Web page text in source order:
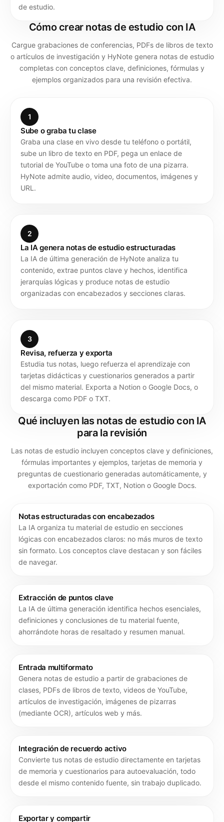
de estudio.
Cómo crear notas de estudio con IA
Cargue grabaciones de conferencias, PDFs de libros de texto
o artículos de investigación y HyNote genera notas de estudio
completas con conceptos clave, definiciones, fórmulas y
ejemplos organizados para una revisión efectiva.
1
Sube o graba tu clase
Graba una clase en vivo desde tu teléfono o portátil,
sube un libro de texto en PDF, pega un enlace de
tutorial de YouTube o toma una foto de una pizarra.
HyNote admite audio, video, documentos, imágenes y
URL.
2
La IA genera notas de estudio estructuradas
La IA de última generación de HyNote analiza tu
contenido, extrae puntos clave y hechos, identifica
jerarquías lógicas y produce notas de estudio
organizadas con encabezados y secciones claras.
3
Revisa, refuerza y exporta
Estudia tus notas, luego refuerza el aprendizaje con
tarjetas didácticas y cuestionarios generados a partir
del mismo material. Exporta a Notion o Google Docs, o
descarga como PDF o TXT.
Qué incluyen las notas de estudio con IA
para la revisión
Las notas de estudio incluyen conceptos clave y definiciones,
fórmulas importantes y ejemplos, tarjetas de memoria y
preguntas de cuestionario generadas automáticamente, y
exportación como PDF, TXT, Notion o Google Docs.
Notas estructuradas con encabezados
La IA organiza tu material de estudio en secciones
lógicas con encabezados claros: no más muros de texto
sin formato. Los conceptos clave destacan y son fáciles
de navegar.
Extracción de puntos clave
La IA de última generación identifica hechos esenciales,
definiciones y conclusiones de tu material fuente,
ahorrándote horas de resaltado y resumen manual.
Entrada multiformato
Genera notas de estudio a partir de grabaciones de
clases, PDFs de libros de texto, videos de YouTube,
artículos de investigación, imágenes de pizarras
(mediante OCR), artículos web y más.
Integración de recuerdo activo
Convierte tus notas de estudio directamente en tarjetas
de memoria y cuestionarios para autoevaluación, todo
desde el mismo contenido fuente, sin trabajo duplicado.
Exportar y compartir